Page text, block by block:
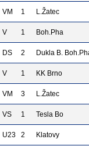
VM 1 L.Žatec
V 1 Boh.Pha
DS 2 Dukla B.
V 1 KK Brno
VM 3 L.Žatec
VS 1 Tesla Bo
U23 2 Klatovy